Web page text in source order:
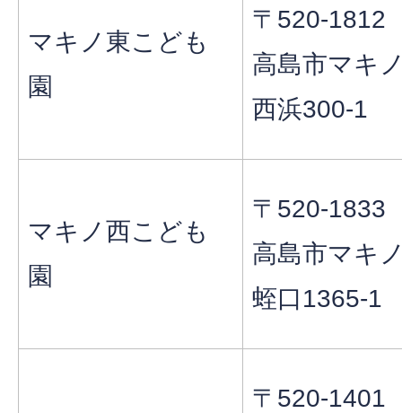
マキノ東こども
園
〒520-1812
高島市マキ
西浜300-1
マキノ西こども
園
〒520-1833
高島市マキ
蛭口1365-1
〒520-1401